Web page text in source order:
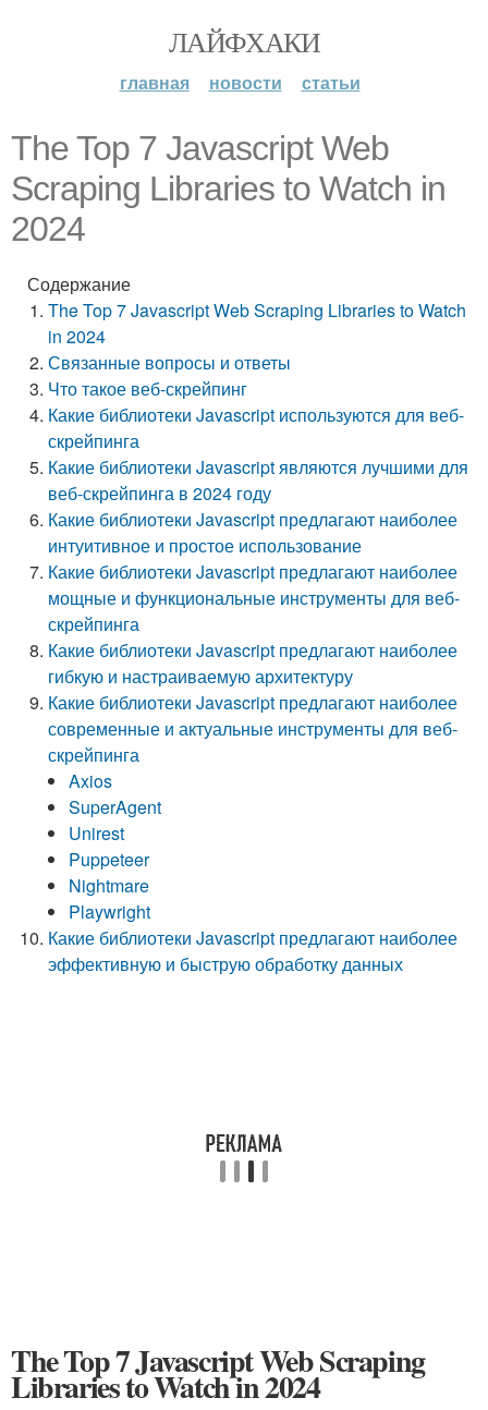
ЛАЙФХАКИ
главная новости статьи
The Top 7 Javascript Web
Scraping Libraries to Watch in
2024
Содержание
The Top 7 Javascript Web Scraping Libraries to Watch
in 2024
Связанные вопросы и ответы
Что такое веб-скрейпинг
Какие библиотеки Javascript используются для веб-
скрейпинга
Какие библиотеки Javascript являются лучшими для
веб-скрейпинга в 2024 году
Какие библиотеки Javascript предлагают наиболее
интуитивное и простое использование
Какие библиотеки Javascript предлагают наиболее
мощные и функциональные инструменты для веб-
скрейпинга
Какие библиотеки Javascript предлагают наиболее
гибкую и настраиваемую архитектуру
Какие библиотеки Javascript предлагают наиболее
современные и актуальные инструменты для веб-
скрейпинга
Axios
SuperAgent
Unirest
Puppeteer
Nightmare
Playwright
Какие библиотеки Javascript предлагают наиболее
эффективную и быструю обработку данных
The Top 7 Javascript Web Scraping
Libraries to Watch in 2024